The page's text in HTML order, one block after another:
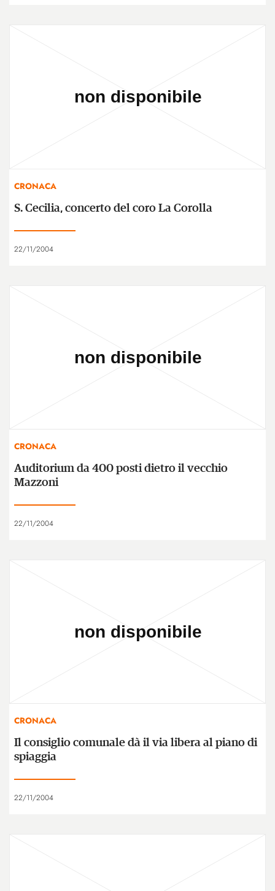
CRONACA
S. Cecilia, concerto del coro La Corolla
22/11/2004
CRONACA
Auditorium da 400 posti dietro il vecchio
Mazzoni
22/11/2004
CRONACA
Il consiglio comunale dà il via libera al piano di
spiaggia
22/11/2004